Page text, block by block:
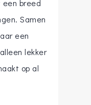
breed
Samen
een
lekker
op al